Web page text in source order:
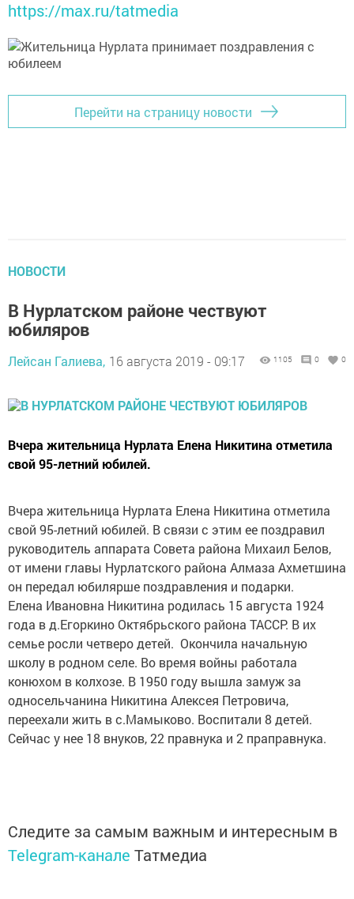
https://max.ru/tatmedia
Перейти на страницу новости
НОВОСТИ
В Нурлатском районе чествуют
юбиляров
Лейсан Галиева, 16 августа 2019 - 09:17 1105 0 0
Вчера жительница Нурлата Елена Никитина отметила
свой 95-летний юбилей.
Вчера жительница Нурлата Елена Никитина отметила
свой 95-летний юбилей. В связи с этим ее поздравил
руководитель аппарата Совета района Михаил Белов,
от имени главы Нурлатского района Алмаза Ахметшина
он передал юбилярше поздравления и подарки.
Елена Ивановна Никитина родилась 15 августа 1924
года в д.Егоркино Октябрьского района ТАССР. В их
семье росли четверо детей. Окончила начальную
школу в родном селе. Во время войны работала
конюхом в колхозе. В 1950 году вышла замуж за
односельчанина Никитина Алексея Петровича,
переехали жить в с.Мамыково. Воспитали 8 детей.
Сейчас у нее 18 внуков, 22 правнука и 2 праправнука.
Следите за самым важным и интересным в
Telegram-канале Татмедиа